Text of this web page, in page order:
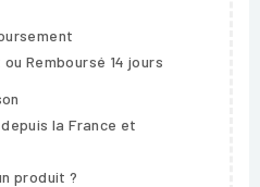
Remboursé 14 jours
la France et
produit ?